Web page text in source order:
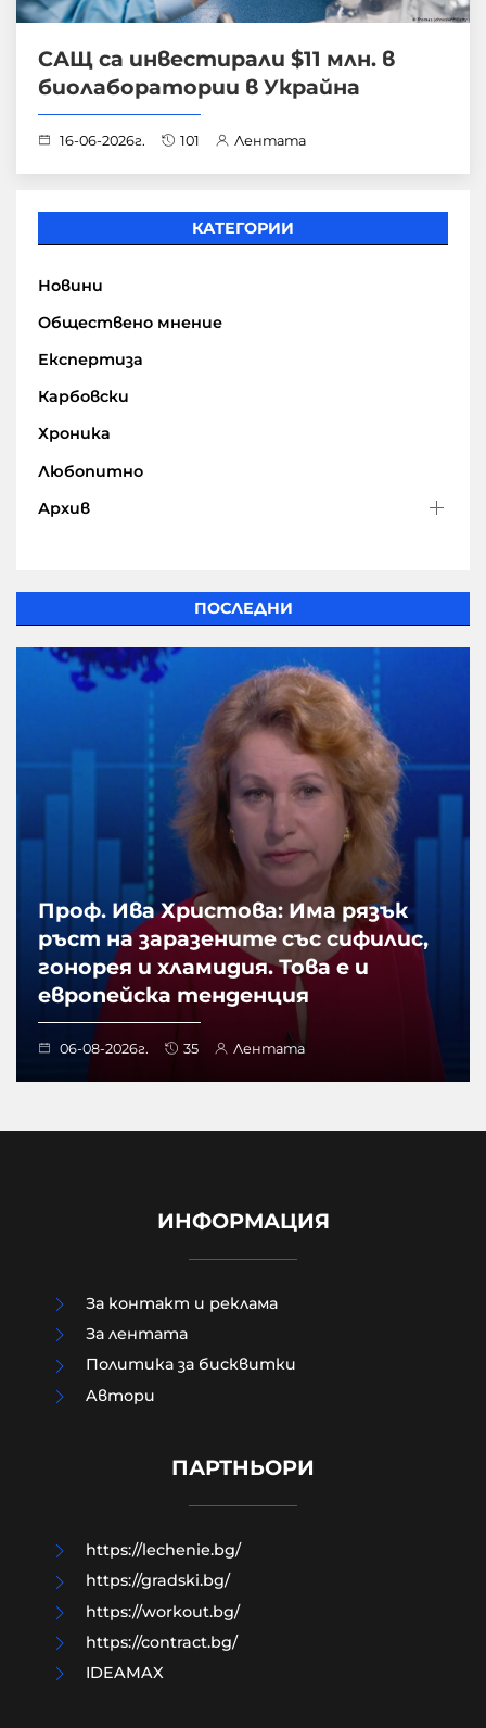
САЩ са инвестирали $11 млн. в
биолаборатории в Украйна
16-06-2026г. 101 Лентата
КАТЕГОРИИ
Новини
Обществено мнение
Експертиза
Карбовски
Хроника
Любопитно
Архив
ПОСЛЕДНИ
Проф. Ива Христова: Има рязък
ръст на заразените със сифилис,
гонорея и хламидия. Това е и
европейска тенденция
06-08-2026г. 35 Лентата
Модернизацията на бойната ни
години нехайство и саботажи
ИНФОРМАЦИЯ
За контакт и реклама
За лентата
Политика за бисквитки
Aвтори
ПАРТНЬОРИ
https://lechenie.bg/
https://gradski.bg/
https://workout.bg/
https://contract.bg/
IDEAMAX